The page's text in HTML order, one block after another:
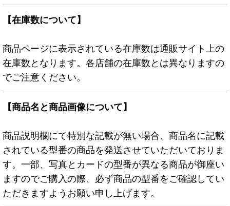
【在庫数について】
商品ページに表示されている在庫数は通販サイト上の
在庫数となります。各店舗の在庫数とは異なりますの
でご注意ください。
【商品名と商品画像について】
商品説明欄にて特別な記載が無い場合、商品名に記載
されている型番の商品を発送させていただいておりま
す。一部、写真とカードの型番が異なる商品が御座い
ますのでご購入の際、必ず商品の型番をご確認してい
ただきますようお願い申し上げます。